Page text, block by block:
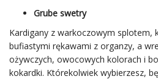
Grube swetry
Kardigany z warkoczowym splotem,
bufiastymi rękawami z organzy, a
ożywczych, owocowych kolorach i
kokardki. Którekolwiek wybierzesz,